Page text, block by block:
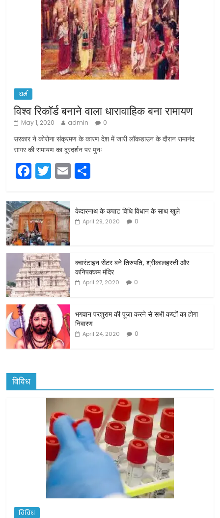
धर्म
विश्व रिकॉर्ड बनाने वाला धारावाहिक बना रामायण
May 1, 2020 admin 0
सरकार ने कोरोना संक्रमण के कारण देश में जारी लॉकडाउन के दौरान रामानंद
सागर की रामायण का दूरदर्शन पर पुनः
F
c
e
b
o
o
k
T
itt
er
E
ai ar
e
केदारनाथ के कपाट विधि विधान के साथ खुले
April 29, 2020 0
क्वारंटाइन सेंटर बने तिरुपति, श्रीकालहस्ती और
कनिपक्कम मंदिर
April 27, 2020 0
भगवान परशुराम की पूजा करने से सभी कष्टों का होगा
निवारण
April 24, 2020 0
विविध
विविध